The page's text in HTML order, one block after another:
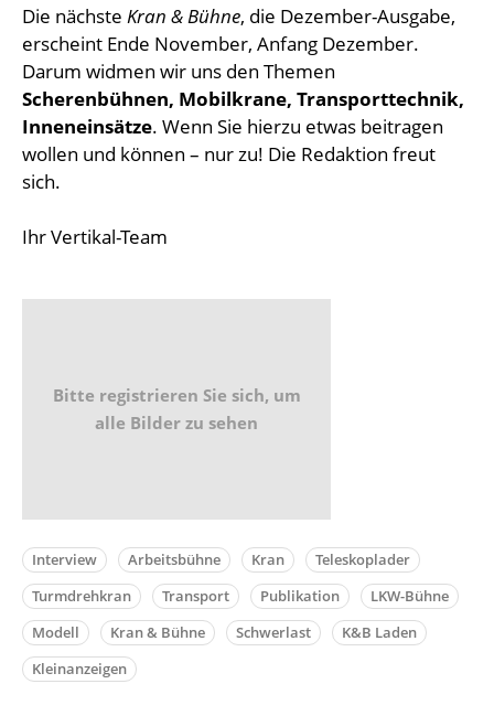
Die nächste Kran & Bühne, die Dezember-Ausgabe,
erscheint Ende November, Anfang Dezember.
Darum widmen wir uns den Themen
Scherenbühnen, Mobilkrane, Transporttechnik,
Inneneinsätze. Wenn Sie hierzu etwas beitragen
wollen und können – nur zu! Die Redaktion freut
sich.
Ihr Vertikal-Team
Bitte registrieren Sie sich, um
alle Bilder zu sehen
Interview Arbeitsbühne Kran
Teleskoplader
Turmdrehkran
Transport Publikation
LKW-Bühne
Modell
Kran & Bühne Schwerlast
K&B Laden
Kleinanzeigen